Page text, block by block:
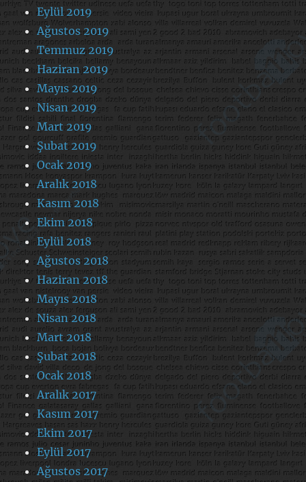
Eylül 2019
Ağustos 2019
Temmuz 2019
Haziran 2019
Mayıs 2019
Nisan 2019
Mart 2019
Şubat 2019
Ocak 2019
Aralık 2018
Kasım 2018
Ekim 2018
Eylül 2018
Ağustos 2018
Haziran 2018
Mayıs 2018
Nisan 2018
Mart 2018
Şubat 2018
Ocak 2018
Aralık 2017
Kasım 2017
Ekim 2017
Eylül 2017
Ağustos 2017